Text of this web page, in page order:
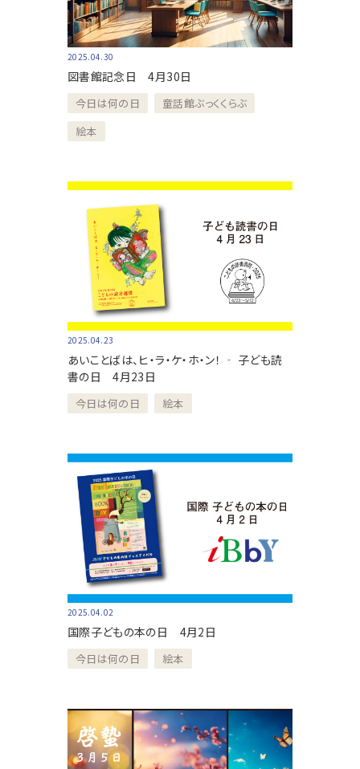
2025.04.30
図書館記念日 4月30日
今日は何の日
童話館ぶっくくらぶ
絵本
2025.04.23
あいことばは、ヒ・ラ・ケ・ホ・ン！ ‐ 子ども読
書の日 4月23日
今日は何の日 絵本
2025.04.02
国際子どもの本の日 4月2日
今日は何の日 絵本